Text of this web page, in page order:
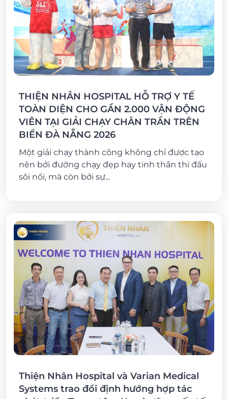
THIỆN NHÂN HOSPITAL HỖ TRỢ Y TẾ
TOÀN DIỆN CHO GẦN 2.000 VẬN ĐỘNG
VIÊN TẠI GIẢI CHẠY CHÂN TRẦN TRÊN
BIỂN ĐÀ NẴNG 2026
Một giải chạy thành công không chỉ được tạo
nên bởi đường chạy đẹp hay tinh thần thi đấu
sôi nổi, mà còn bởi sự...
Thiện Nhân Hospital và Varian Medical
Systems trao đổi định hướng hợp tác